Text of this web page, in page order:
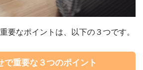
要なポイントは、以下の３つです。
で重要な３つのポイント